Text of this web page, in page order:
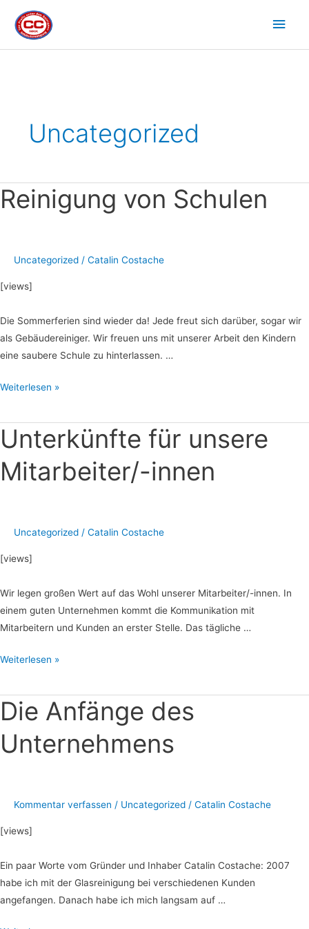
Inhalt
springen
Uncategorized
Reinigung von Schulen
Uncategorized / Catalin Costache
[views]
Die Sommerferien sind wieder da! Jede freut sich darüber, sogar wir
als Gebäudereiniger. Wir freuen uns mit unserer Arbeit den Kindern
eine saubere Schule zu hinterlassen. …
Reinigung
von
Weiterlesen »
Unterkünfte für unsere
Mitarbeiter/-innen
Uncategorized / Catalin Costache
[views]
Wir legen großen Wert auf das Wohl unserer Mitarbeiter/-innen. In
einem guten Unternehmen kommt die Kommunikation mit
Mitarbeitern und Kunden an erster Stelle. Das tägliche …
Unterkünfte
für
unsere
Mitarbeiter/-
Weiterlesen »
Die Anfänge des
Unternehmens
Kommentar verfassen / Uncategorized / Catalin Costache
[views]
Ein paar Worte vom Gründer und Inhaber Catalin Costache: 2007
habe ich mit der Glasreinigung bei verschiedenen Kunden
angefangen. Danach habe ich mich langsam auf …
Die
Anfänge
des
Unternehmens